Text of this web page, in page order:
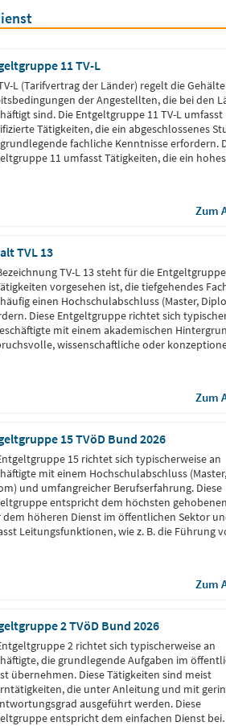
11 TV-L
L (Tarifvertrag der Länder) regelt die
der Angestellten, die bei den
sind. Die Entgeltgruppe 11 TV-L umfasst
Tätigkeiten, die ein abgeschlossenes
fachliche Kenntnisse erfordern.
11 umfasst Tätigkeiten, die ein
Zum
TVL 13
TV-L 13 steht für die
vorgesehen ist, die tiefgehendes
einen Hochschulabschluss (Master,
Diese Entgeltgruppe richtet sich
mit einem akademischen
wissenschaftliche oder
Zum
15 TVöD Bund 2026
15 richtet sich typischerweise an
mit einem Hochschulabschluss (Master,
und umfangreicher Berufserfahrung. Diese
entspricht dem höchsten
dem höheren Dienst im öffentlichen Sektor
Leitungsfunktionen, wie z. B. die Führung
Zum
2 TVöD Bund 2026
2 richtet sich typischerweise an
die grundlegende Aufgaben im
übernehmen. Diese Tätigkeiten sind meist
die unter Anleitung und mit
ausgeführt werden. Diese
entspricht dem einfachen Dienst bei